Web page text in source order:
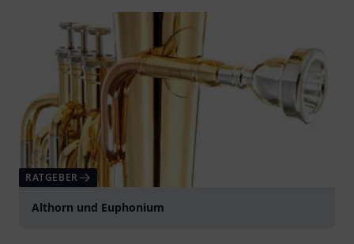
RATGEBER
Althorn und Euphonium